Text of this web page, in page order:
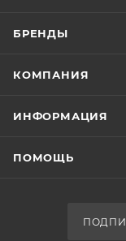
БРЕНДЫ
КОМПАНИЯ
ИНФОРМАЦИЯ
ПОМОЩЬ